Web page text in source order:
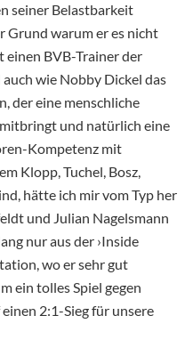
seiner Belastbarkeit
Grund warum er es nicht
einen BVB-Trainer der
wie Nobby Dickel das
der eine menschliche
und natürlich eine
Kompetenz mit
Klopp, Tuchel, Bosz,
hätte ich mir vom Typ her
und Julian Nagelsmann
nur aus der ›Inside
wo er sehr gut
ein tolles Spiel gegen
2:1-Sieg für unsere